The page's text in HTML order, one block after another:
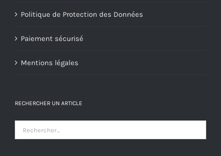
Politique de Protection des Données
Paiement sécurisé
Mentions légales
RECHERCHER UN ARTICLE